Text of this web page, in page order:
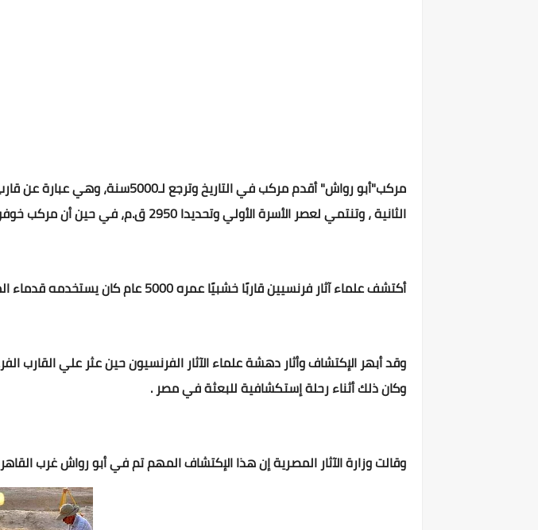
الثانية ، وتنتمي لعصر الأسرة الأولي وتحديدا 2950 ق.م، في حين أن مركب خوفو ترجع للأسرة الرابعة.
أكتشف علماء آثار فرنسيين قاربًا خشبيًا عمره 5000 عام كان يستخدمه قدماء المصريين ، أثناء
وكان ذلك أثناء رحلة إستكشافية للبعثة في مصر .
وقالت وزارة الآثار المصرية إن هذا الإكتشاف المهم تم في أبو رواش غرب